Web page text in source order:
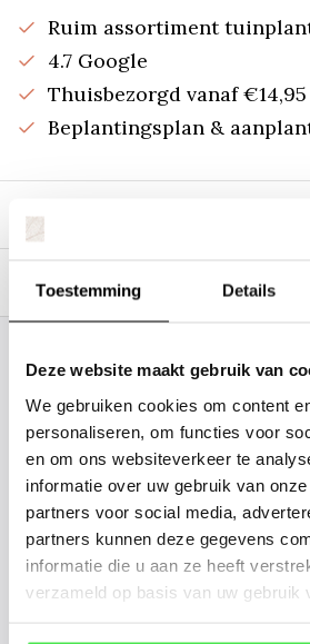
Toestemming Details
Deze website maakt gebruik van
We gebruiken cookies om content
personaliseren, om functies voor
en om ons websiteverkeer te
informatie over uw gebruik van
partners voor social media,
partners kunnen deze gegevens
informatie die u aan ze heeft
verzameld op basis van uw gebruik
Ruim assortiment
4.7 Google
Thuisbezorgd vanaf €14,95
Beplantingsplan &
Beschrijving
Specificaties
Staat uw plantsoort of
tussen? Laat het ons
gaan we voor u
de plantnaam, hoogte,
vorm. Wilt u weten
boom er ongeveer
kunnen u een foto